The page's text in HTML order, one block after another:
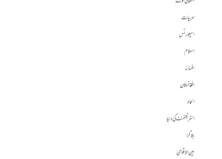
ادبیات
اسپورٹس
اسلام
افسانہ
افغانستان
الحاد
انٹرٹینمنٹ کی دنیا
بلاگز
بین الاقوامی